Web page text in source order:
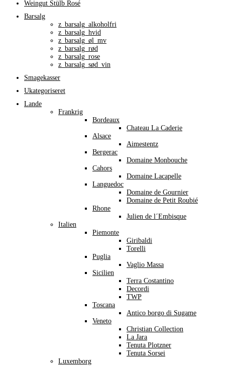
Weingut Stülb Rosé
Barsalg
z_barsalg_alkoholfri
z_barsalg_hvid
z_barsalg_øl_mv
z_barsalg_rød
z_barsalg_rose
z_barsalg_sød_vin
Smagekasser
Ukategoriseret
Lande
Frankrig
Bordeaux
Chateau La Caderie
Alsace
Aimestentz
Bergerac
Domaine Monbouche
Cahors
Domaine Lacapelle
Languedoc
Domaine de Gournier
Domaine de Petit Roubié
Rhone
Julien de l´Embisque
Italien
Piemonte
Giribaldi
Torelli
Puglia
Vaglio Massa
Sicilien
Terra Costantino
Decordi
TWP
Toscana
Antico borgo di Sugame
Veneto
Christian Collection
La Jara
Tenuta Plotzner
Tenuta Sorsei
Luxemborg